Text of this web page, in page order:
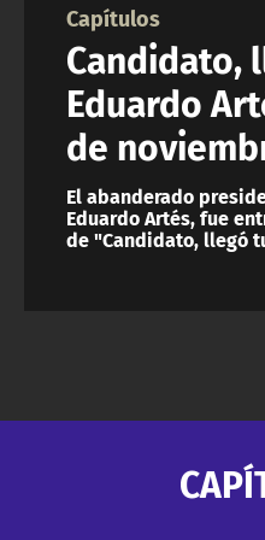
Capítulos
Candidato,
Eduardo
de
El abanderado
Eduardo Artés, fue
de "Candidato, llegó